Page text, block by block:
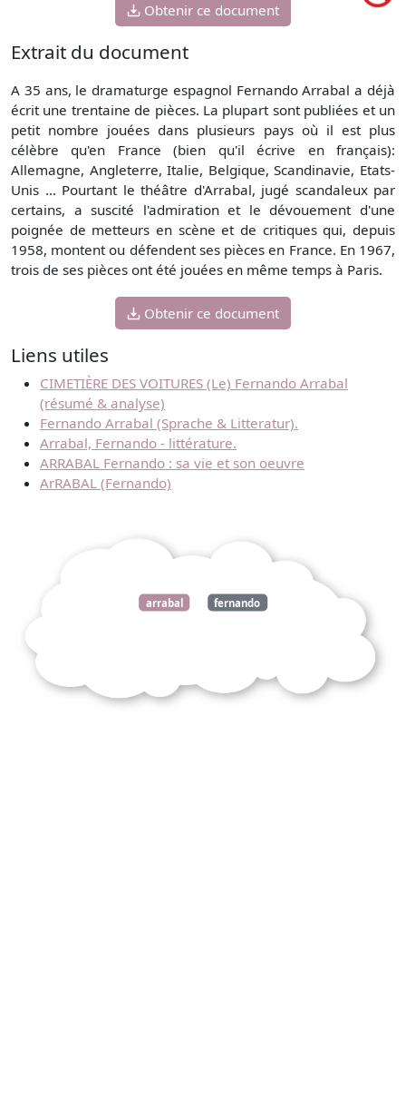
Obtenir ce document
Extrait du document
A 35 ans, le dramaturge espagnol Fernando Arrabal a déjà
écrit une trentaine de pièces. La plupart sont publiées et un
petit nombre jouées dans plusieurs pays où il est plus
célèbre qu'en France (bien qu'il écrive en français):
Allemagne, Angleterre, Italie, Belgique, Scandinavie, Etats-
Unis ... Pourtant le théâtre d'Arrabal, jugé scandaleux par
certains, a suscité l'admiration et le dévouement d'une
poignée de metteurs en scène et de critiques qui, depuis
1958, montent ou défendent ses pièces en France. En 1967,
trois de ses pièces ont été jouées en même temps à Paris.
Obtenir ce document
Liens utiles
CIMETIÈRE DES VOITURES (Le) Fernando Arrabal
(résumé & analyse)
Fernando Arrabal (Sprache & Litteratur).
Arrabal, Fernando - littérature.
ARRABAL Fernando : sa vie et son oeuvre
ArRABAL (Fernando)
arrabal fernando